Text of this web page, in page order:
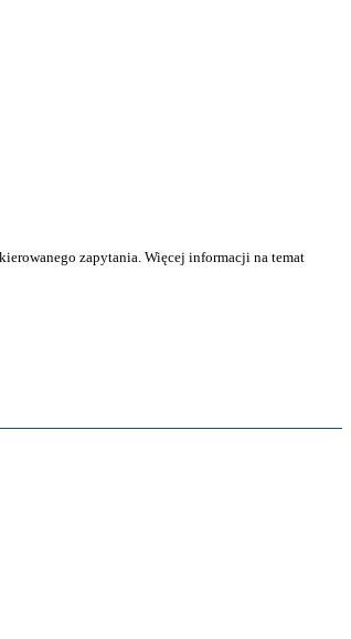
zapytania. Więcej informacji na temat